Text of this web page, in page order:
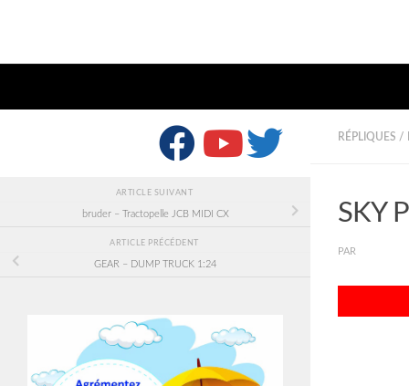
RÉPLIQUES /
SKY
PAR
ARTICLE SUIVANT
bruder – Tractopelle JCB MIDI CX
ARTICLE PRÉCÉDENT
GEAR – DUMP TRUCK 1:24